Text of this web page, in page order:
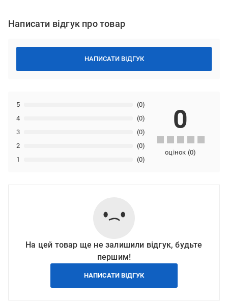
Написати відгук про товар
НАПИСАТИ ВІДГУК
1 (0)
2 (0)
3 (0)
4 (0)
5 (0)
0
оцінок (0)
На цей товар ще не залишили відгук, будьте
першим!
НАПИСАТИ ВІДГУК